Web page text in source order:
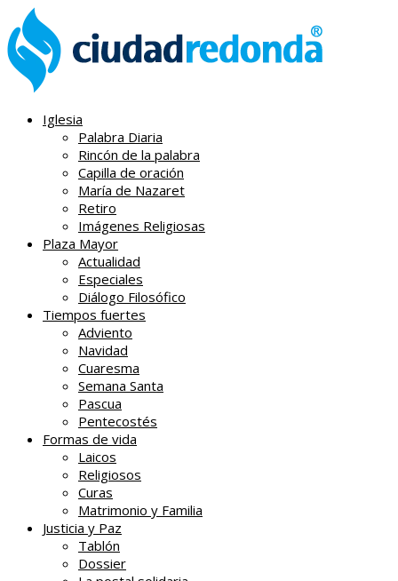
Iglesia
Palabra Diaria
Rincón de la palabra
Capilla de oración
María de Nazaret
Retiro
Imágenes Religiosas
Plaza Mayor
Actualidad
Especiales
Diálogo Filosófico
Tiempos fuertes
Adviento
Navidad
Cuaresma
Semana Santa
Pascua
Pentecostés
Formas de vida
Laicos
Religiosos
Curas
Matrimonio y Familia
Justicia y Paz
Tablón
Dossier